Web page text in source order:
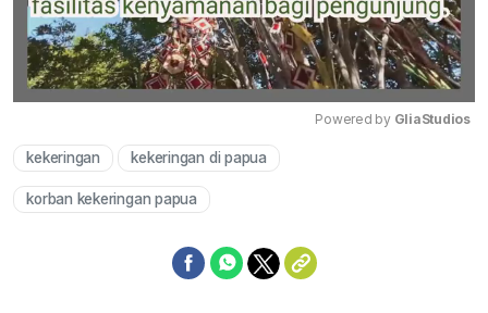
Powered by GliaStudios
kekeringan kekeringan di papua
korban kekeringan papua